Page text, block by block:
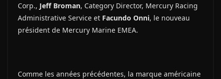
Corp., Jeff Broman, Category Director, Mercury Racing
Administrative Service et Facundo Onni, le nouveau
président de Mercury Marine EMEA.
Comme les années précédentes, la marque américaine